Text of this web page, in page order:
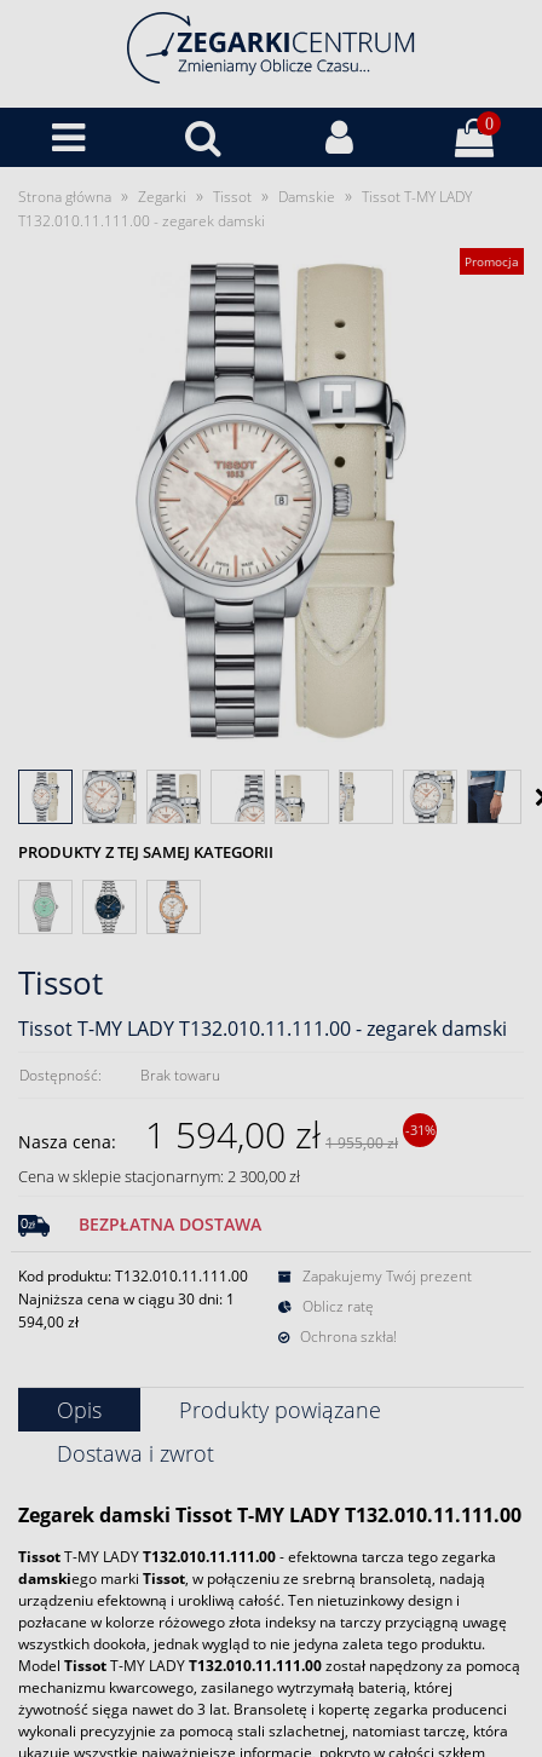
0
Strona główna » Zegarki » Tissot » Damskie » Tissot T-MY LADY
T132.010.11.111.00 - zegarek damski
Promocja
PRODUKTY Z TEJ SAMEJ KATEGORII
Tissot
Tissot T-MY LADY T132.010.11.111.00 - zegarek damski
Dostępność: Brak towaru
Nasza cena: 1 594,00 zł 1 955,00 zł
-31%
Cena w sklepie stacjonarnym: 2 300,00 zł
BEZPŁATNA DOSTAWA
Kod produktu: T132.010.11.111.00
Najniższa cena w ciągu 30 dni: 1
594,00 zł
Zapakujemy Twój prezent
Oblicz ratę
Ochrona szkła!
Opis
Produkty powiązane
Dostawa i zwrot
Zegarekdamski TissotT-MY LADY T132.010.11.111.00
TissotT-MY LADYT132.010.11.111.00- efektowna tarcza tego zegarka
damskiego marki Tissot, w połączeniu ze srebrną bransoletą, nadają
urządzeniu efektowną i urokliwą całość. Ten nietuzinkowy design i
pozłacane w kolorze różowego złota indeksy na tarczy przyciągną uwagę
wszystkich dookoła, jednak wygląd to nie jedyna zaleta tego produktu.
Model TissotT-MY LADYT132.010.11.111.00został napędzony za pomocą
mechanizmu kwarcowego, zasilanego wytrzymałą baterią, której
żywotność sięga nawet do 3 lat. Bransoletę i kopertę zegarka producenci
wykonali precyzyjnie za pomocą stali szlachetnej, natomiast tarczę, która
ukazuje wszystkie najważniejsze informacje, pokryto w całości szkłem